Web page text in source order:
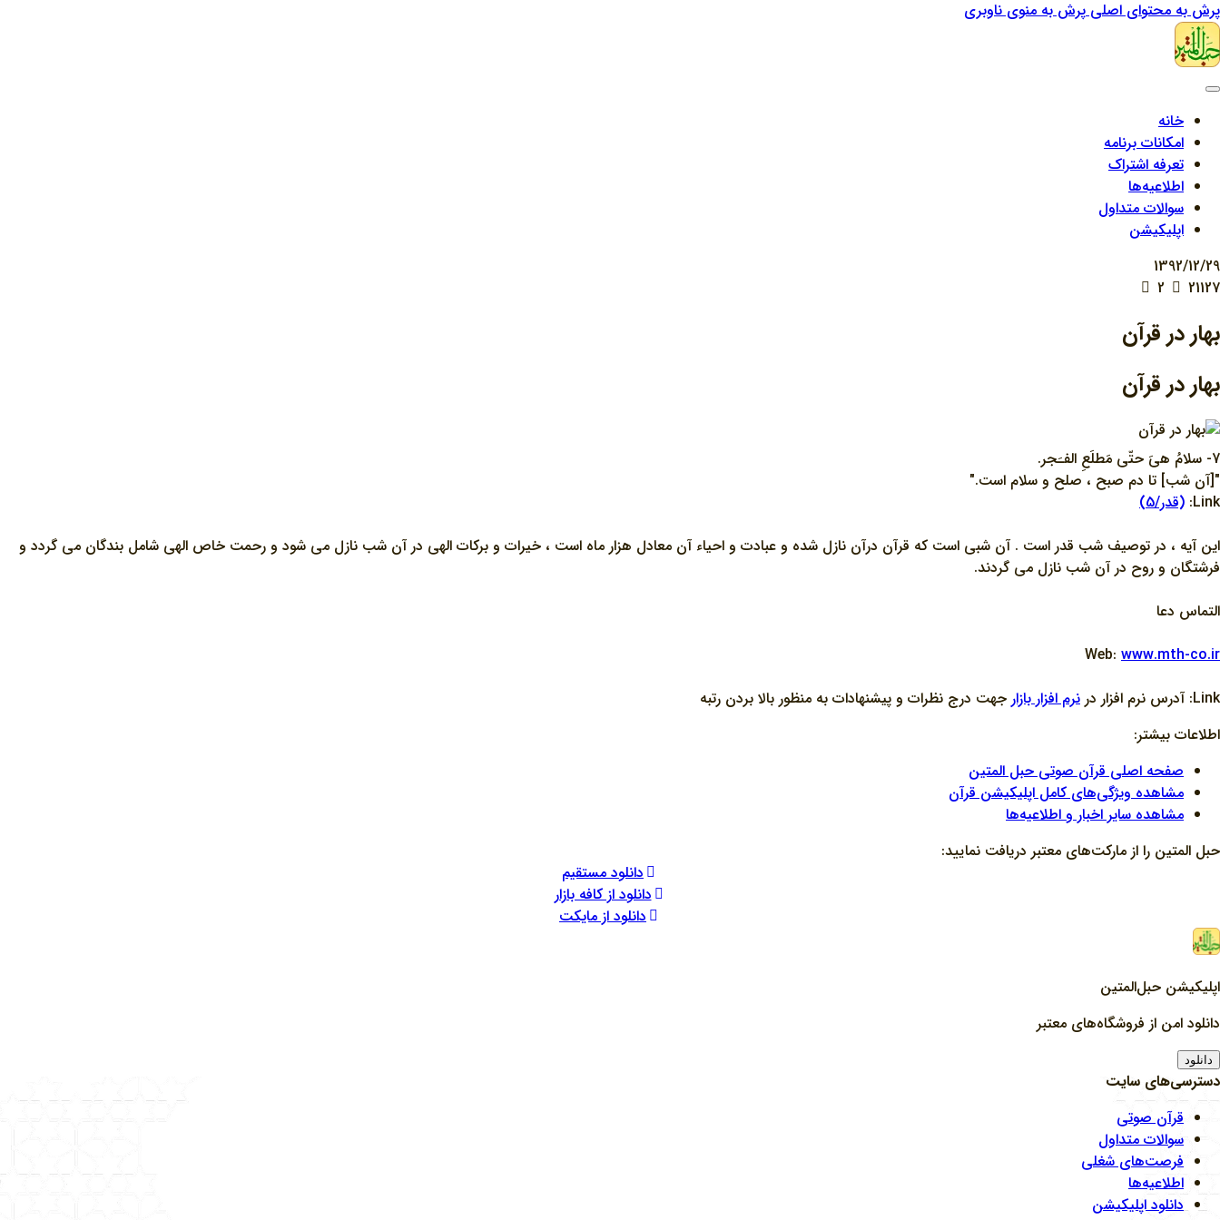
پرش به محتوای اصلیپرش به منوی ناوبری
خانه
امکانات برنامه
تعرفه اشتراک
اطلاعیه‌ها
سوالات متداول
اپلیکیشن
1392/12/29
21127
بهار در قرآن
بهار در قرآن
7- سلامُ هيَ حتّي مَطلَعِ الفـَجر.
"[آن شب] تا دم صبح ، صلح و سلام است."
Link: (قدر/5)
اين آيه ، در توصيف شب قدر است . آن شبي است که قرآن درآن نازل شده و عبادت و احياء آن معادل هزار ماه است ، خيرات و برکات الهي در آن شب نازل مي شود و رحمت خاص الهي شامل بندگان مي گردد و
فرشتگان و روح در آن شب نازل مي گردند.
التماس دعا
Web: www.mth-co.ir
Link: آدرس نرم افزار در
نرم افزار بازار جهت درج نظرات و پيشنهادات به منظور بالا بردن رتبه
اطلاعات بیشتر:
صفحه اصلی قرآن صوتی حبل المتین
مشاهده ویژگی‌های کامل اپلیکیشن قرآن
مشاهده سایر اخبار و اطلاعیه‌ها
حبل المتین را از مارکت‌های معتبر دریافت نمایید:
دانلود مستقیم
دانلود از کافه بازار
دانلود از مایکت
اپلیکیشن حبل‌المتین
دانلود امن از فروشگاه‌های معتبر
دانلود
دسترسی‌های سایت
قرآن صوتی
سوالات متداول
فرصت‌های شغلی
اطلاعیه‌ها
دانلود اپلیکیشن